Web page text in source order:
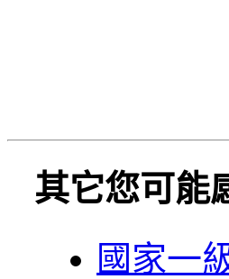
其它您可能
國家一